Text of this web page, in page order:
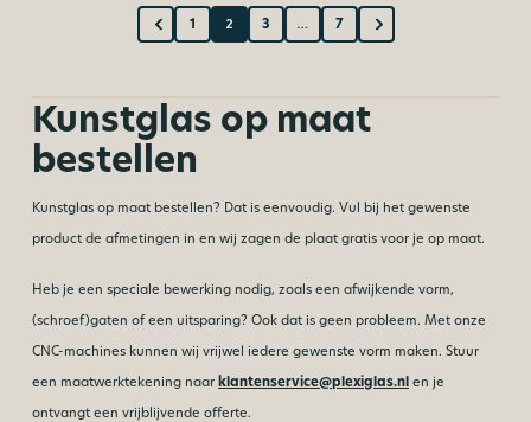
1 2 3 … 7
Kunstglas op maat
bestellen
Kunstglas op maat bestellen? Dat is eenvoudig. Vul bij het gewenste
product de afmetingen in en wij zagen de plaat gratis voor je op maat.
Heb je een speciale bewerking nodig, zoals een afwijkende vorm,
(schroef)gaten of een uitsparing? Ook dat is geen probleem. Met onze
CNC-machines kunnen wij vrijwel iedere gewenste vorm maken. Stuur
een maatwerktekening naarklantenservice@plexiglas.nl en je
ontvangt een vrijblijvende offerte.